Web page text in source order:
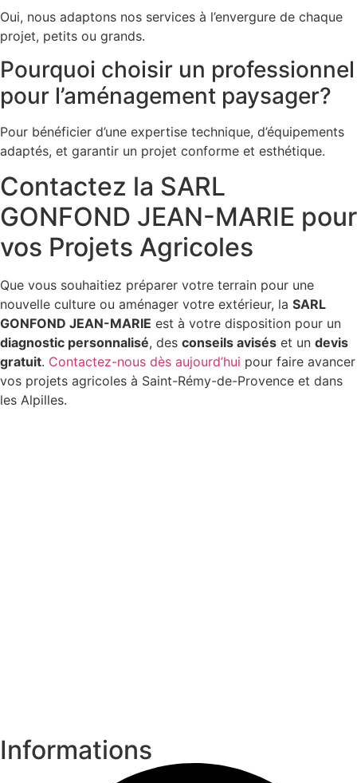
Oui, nous adaptons nos services à l’envergure de chaque
projet, petits ou grands.
Pourquoi choisir un professionnel
pour l’aménagement paysager?
Pour bénéficier d’une expertise technique, d’équipements
adaptés, et garantir un projet conforme et esthétique.
Contactez la SARL
GONFOND JEAN-MARIE pour
vos Projets Agricoles
Que vous souhaitiez préparer votre terrain pour une
nouvelle culture ou aménager votre extérieur, la SARL
GONFOND JEAN-MARIE est à votre disposition pour un
diagnostic personnalisé, des conseils avisés et un devis
gratuit. Contactez-nous dès aujourd’hui pour faire avancer
vos projets agricoles à Saint-Rémy-de-Provence et dans
les Alpilles.
Informations